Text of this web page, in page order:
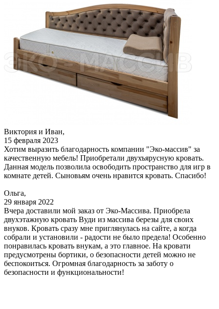
Виктория и Иван,
15 февраля 2023
Хотим выразить благодарность компании "Эко-массив" за
качественную мебель! Приобретали двухъярусную кровать.
Данная модель позволила освободить пространство для игр в
комнате детей. Сыновьям очень нравится кровать. Спасибо!
Ольга,
29 января 2022
Вчера доставили мой заказ от Эко-Массива. Приобрела
двухэтажную кровать Вуди из массива березы для своих
внуков. Кровать сразу мне приглянулась на сайте, а когда
собрали и установили - радости не было предела! Особенно
понравилась кровать внукам, а это главное. На кровати
предусмотрены бортики, о безопасности детей можно не
беспокоиться. Огромная благодарность за заботу о
безопасности и функциональности!